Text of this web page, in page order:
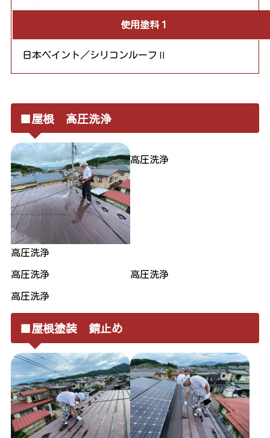
使用塗料１
日本ペイント／シリコンルーフⅡ
■屋根 高圧洗浄
高圧洗浄
高圧洗浄
高圧洗浄 高圧洗浄
高圧洗浄
■屋根塗装 錆止め